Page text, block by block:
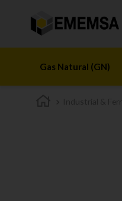
Gas Natural (GN)